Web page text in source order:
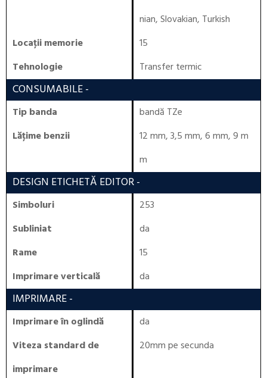
nian, Slovakian, Turkish
Locaţii memorie
15
Tehnologie
Transfer termic
CONSUMABILE-
Tip banda
bandă TZe
Lăţime benzii
12 mm, 3,5 mm, 6 mm, 9 m
m
DESIGN ETICHETĂ EDITOR-
Simboluri
253
Subliniat
da
Rame
15
Imprimare verticală
da
IMPRIMARE-
Imprimare în oglindă
da
Viteza standard de
imprimare
20mm pe secunda